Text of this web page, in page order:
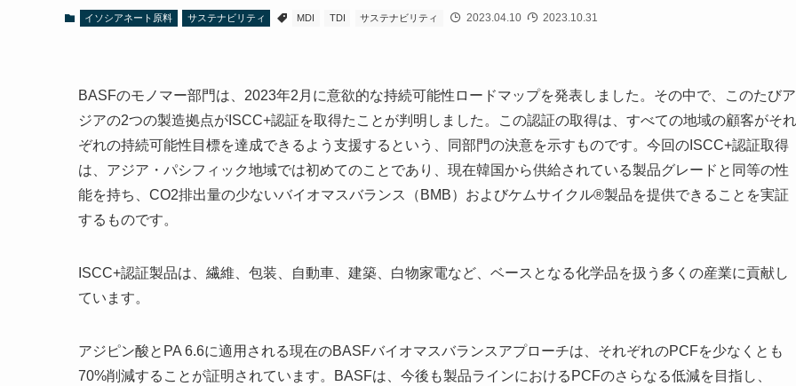
イソシアネート原料 サステナビリティ MDI TDI サステナビリティ 2023.04.10 2023.10.31
BASFのモノマー部門は、2023年2月に意欲的な持続可能性ロードマップを発表しました。その中で、このたびア
ジアの2つの製造拠点がISCC+認証を取得たことが判明しました。この認証の取得は、すべての地域の顧客がそれ
ぞれの持続可能性目標を達成できるよう支援するという、同部門の決意を示すものです。今回のISCC+認証取得
は、アジア・パシフィック地域では初めてのことであり、現在韓国から供給されている製品グレードと同等の性
能を持ち、CO2排出量の少ないバイオマスバランス（BMB）およびケムサイクル®製品を提供できることを実証
するものです。
ISCC+認証製品は、繊維、包装、自動車、建築、白物家電など、ベースとなる化学品を扱う多くの産業に貢献し
ています。
アジピン酸とPA 6.6に適用される現在のBASFバイオマスバランスアプローチは、それぞれのPCFを少なくとも
70%削減することが証明されています。BASFは、今後も製品ラインにおけるPCFのさらなる低減を目指し、